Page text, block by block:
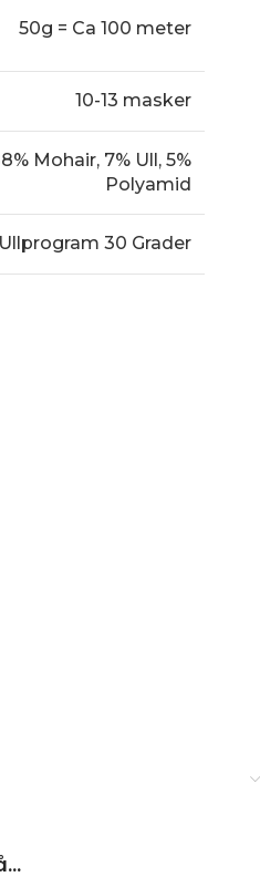
50g = Ca 100 meter
10-13 masker
Mohair, 7% Ull, 5%
Polyamid
Ullprogram 30 Grader